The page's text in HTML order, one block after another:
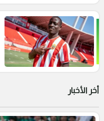
أخر الأخبار